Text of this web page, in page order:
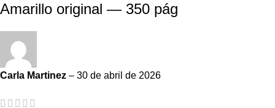
Amarillo original — 350 pág
Carla Martinez – 30 de abril de 2026